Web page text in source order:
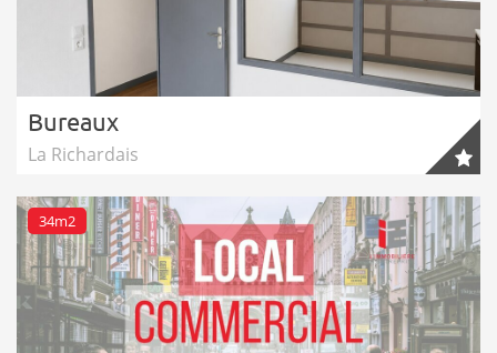
Bureaux
La Richardais
34m2